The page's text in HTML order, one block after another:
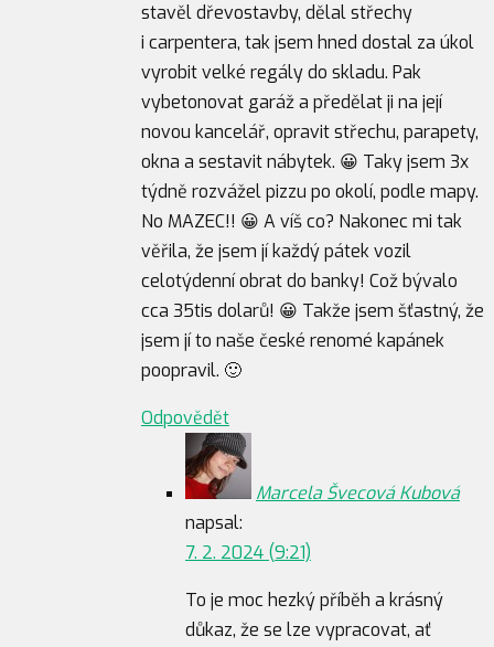
stavěl dřevostavby, dělal střechy
i carpentera, tak jsem hned dostal za úkol
vyrobit velké regály do skladu. Pak
vybetonovat garáž a předělat ji na její
novou kancelář, opravit střechu, parapety,
okna a sestavit nábytek. 😀 Taky jsem 3x
týdně rozvážel pizzu po okolí, podle mapy.
No MAZEC!! 😀 A víš co? Nakonec mi tak
věřila, že jsem jí každý pátek vozil
celotýdenní obrat do banky! Což bývalo
cca 35tis dolarů! 😀 Takže jsem šťastný, že
jsem jí to naše české renomé kapánek
poopravil. 🙂
Odpovědět
Marcela Švecová Kubová
napsal:
7. 2. 2024 (9:21)
To je moc hezký příběh a krásný
důkaz, že se lze vypracovat, ať